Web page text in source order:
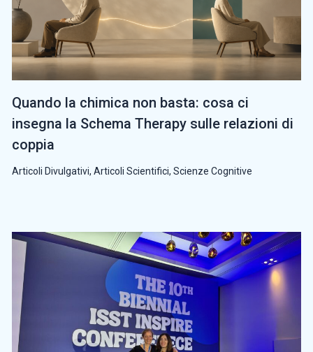
Quando la chimica non basta: cosa ci
insegna la Schema Therapy sulle relazioni di
coppia
Articoli Divulgativi, Articoli Scientifici, Scienze Cognitive